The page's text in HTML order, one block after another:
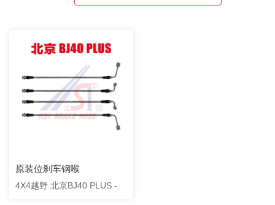
原装位刹车钢喉
4X4越野 北京BJ40 PLUS -